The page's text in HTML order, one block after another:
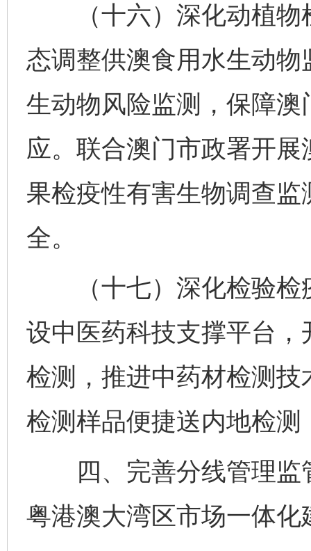
（十六）深化动植物
态调整供澳食用水生动
生动物风险监测，保障
应。联合澳门市政署开
果检疫性有害生物调查
全。
（十七）深化检验检
设中医药科技支撑平台
检测，推进中药材检测
检测样品便捷送内地检
四、完善分线管理监
粤港澳大湾区市场一体化